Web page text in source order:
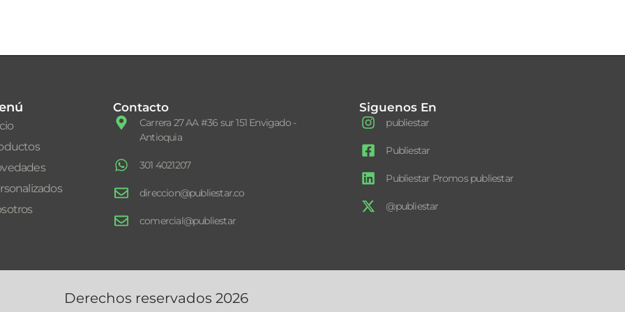
Contacto
Carrera 27 AA #36 sur 151 Envigado -
Antioquia
301 4021207
direccion@publiestar.co
comercial@publiestar
Siguenos En
publiestar
Publiestar
Publiestar Promos publiestar
@publiestar
Derechos reservados 2026